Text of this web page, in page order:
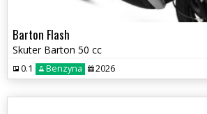
Barton Flash
Skuter Barton 50 cc
0.1 Benzyna 2026